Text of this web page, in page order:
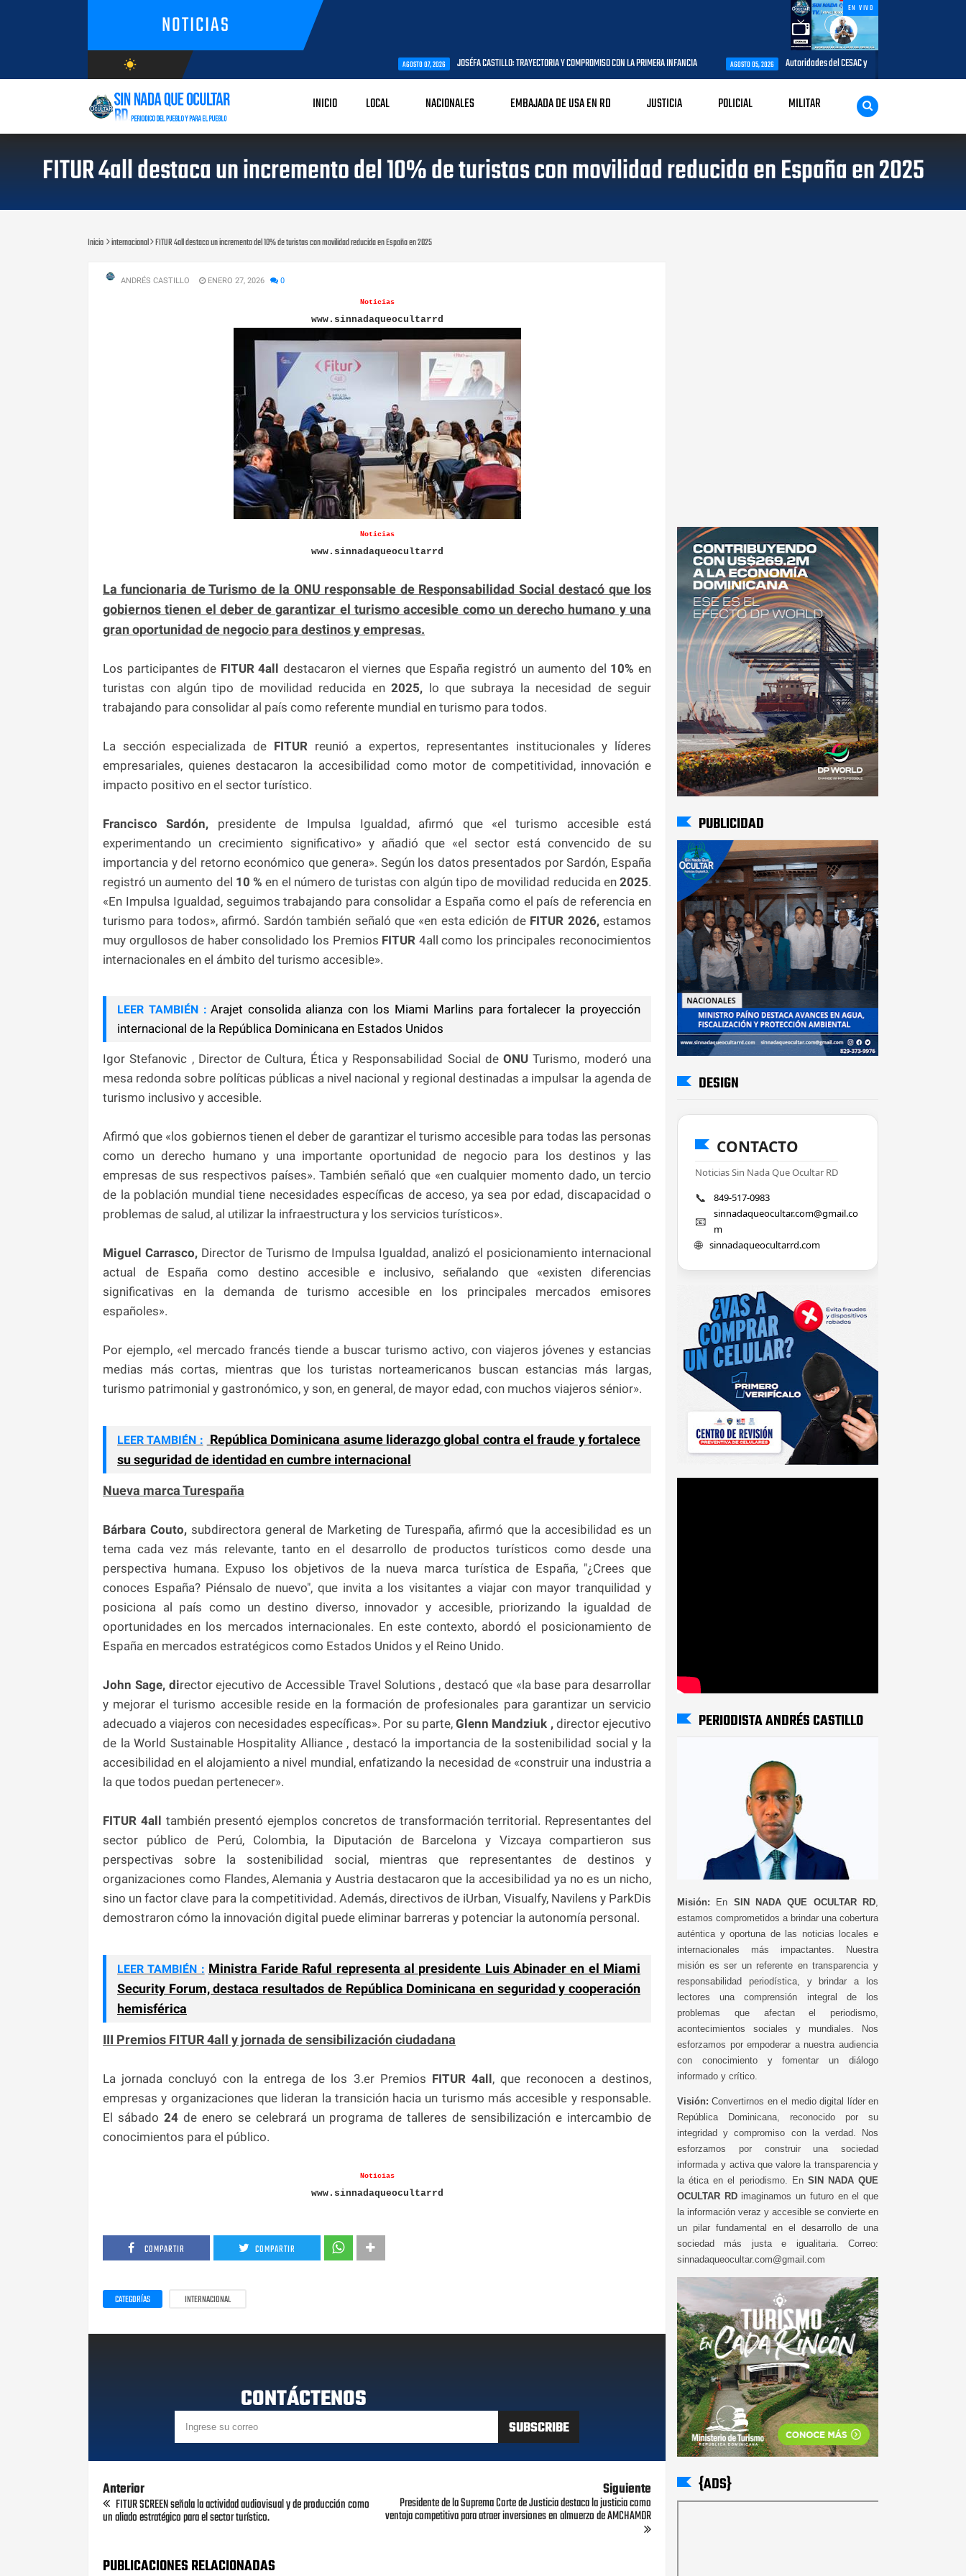
NOTICIAS
EN VIVO
wb_sunny
AGOSTO/9/2026
JOSÉFA CASTILLO: TRAYECTORIA Y COMPROMISO CON LA PRIMERA INFANCIA AGOSTO 05, 2026 Autoridades del CESAC y explotadores de aeronaves analizan
INICIO LOCAL NACIONALES EMBAJADA DE USA EN RD JUSTICIA POLICIAL MILITAR
FITUR 4all destaca un incremento del 10% de turistas con movilidad reducida en España en 2025
Inicio internacional FITUR 4all destaca un incremento del 10% de turistas con movilidad reducida en España en 2025
ANDRÉS CASTILLO ENERO 27, 2026 0
Noticias
www.sinnadaqueocultarrd
Noticias
www.sinnadaqueocultarrd
La funcionaria de Turismo de la ONU responsable de Responsabilidad Social destacó que los
gobiernos tienen el deber de garantizar el turismo accesible como un derecho humano y una
gran oportunidad de negocio para destinos y empresas.
Los participantes de FITUR 4all destacaron el viernes que España registró un aumento del 10% en
turistas con algún tipo de movilidad reducida en2025, lo que subraya la necesidad de seguir
trabajando para consolidar al país como referente mundial en turismo para todos.
La sección especializada de FITUR reunió a expertos, representantes institucionales y líderes
empresariales, quienes destacaron la accesibilidad como motor de competitividad, innovación e
impacto positivo en el sector turístico.
Francisco Sardón, presidente de Impulsa Igualdad, afirmó que «el turismo accesible está
experimentando un crecimiento significativo» y añadió que «el sector está convencido de su
importancia y del retorno económico que genera». Según los datos presentados por Sardón, España
registró un aumento del 10 %en el número de turistas con algún tipo de movilidad reducida en2025.
«En Impulsa Igualdad, seguimos trabajando para consolidar a España como el país de referencia en
turismo para todos», afirmó. Sardón también señaló que «en esta edición de FITUR 2026,estamos
muy orgullosos de haber consolidado los Premios FITUR 4all como los principales reconocimientos
internacionales en el ámbito del turismo accesible».
LEER TAMBIÉN : Arajet consolida alianza con los Miami Marlins para fortalecer la proyección
internacional de la República Dominicana en Estados Unidos
Igor Stefanovic , Director de Cultura, Ética y Responsabilidad Social deONU Turismo, moderó una
mesa redonda sobre políticas públicas a nivel nacional y regional destinadas a impulsar la agenda de
turismo inclusivo y accesible.
Afirmó que «los gobiernos tienen el deber de garantizar el turismo accesible para todas las personas
como un derecho humano y una importante oportunidad de negocio para los destinos y las
empresas de sus respectivos países». También señaló que «en cualquier momento dado, un tercio
de la población mundial tiene necesidades específicas de acceso, ya sea por edad, discapacidad o
problemas de salud, al utilizar la infraestructura y los servicios turísticos».
Miguel Carrasco, Director de Turismo de Impulsa Igualdad, analizó el posicionamiento internacional
actual de España como destino accesible e inclusivo, señalando que «existen diferencias
significativas en la demanda de turismo accesible en los principales mercados emisores
españoles».
Por ejemplo, «el mercado francés tiende a buscar turismo activo, con viajeros jóvenes y estancias
medias más cortas, mientras que los turistas norteamericanos buscan estancias más largas,
turismo patrimonial y gastronómico, y son, en general, de mayor edad, con muchos viajeros sénior».
LEER TAMBIÉN : República Dominicana asume liderazgo global contra el fraude y fortalece
su seguridad de identidad en cumbre internacional
Nueva marca Turespaña
Bárbara Couto,subdirectora general de Marketing de Turespaña, afirmó que la accesibilidad es un
tema cada vez más relevante, tanto en el desarrollo de productos turísticos como desde una
perspectiva humana. Expuso los objetivos de la nueva marca turística de España, "¿Crees que
conoces España? Piénsalo de nuevo", que invita a los visitantes a viajar con mayor tranquilidad y
posiciona al país como un destino diverso, innovador y accesible, priorizando la igualdad de
oportunidades en los mercados internacionales. En este contexto, abordó el posicionamiento de
España en mercados estratégicos como Estados Unidos y el Reino Unido.
John Sage, director ejecutivo de Accessible Travel Solutions , destacó que «la base para desarrollar
y mejorar el turismo accesible reside en la formación de profesionales para garantizar un servicio
adecuado a viajeros con necesidades específicas». Por su parte,Glenn Mandziuk , director ejecutivo
de la World Sustainable Hospitality Alliance , destacó la importancia de la sostenibilidad social y la
accesibilidad en el alojamiento a nivel mundial, enfatizando la necesidad de «construir una industria a
la que todos puedan pertenecer».
FITUR 4all también presentó ejemplos concretos de transformación territorial. Representantes del
sector público de Perú, Colombia, la Diputación de Barcelona y Vizcaya compartieron sus
perspectivas sobre la sostenibilidad social, mientras que representantes de destinos y
organizaciones como Flandes, Alemania y Austria destacaron que la accesibilidad ya no es un nicho,
sino un factor clave para la competitividad. Además, directivos de iUrban, Visualfy, Navilens y ParkDis
demostraron cómo la innovación digital puede eliminar barreras y potenciar la autonomía personal.
LEER TAMBIÉN : Ministra Faride Raful representa al presidente Luis Abinader en el Miami
Security Forum, destaca resultados de República Dominicana en seguridad y cooperación
hemisférica
III Premios FITUR 4all y jornada de sensibilización ciudadana
La jornada concluyó con la entrega de los 3.er Premios FITUR 4all, que reconocen a destinos,
empresas y organizaciones que lideran la transición hacia un turismo más accesible y responsable.
El sábado 24de enero se celebrará un programa de talleres de sensibilización e intercambio de
conocimientos para el público.
Noticias
www.sinnadaqueocultarrd
COMPARTIR COMPARTIR
CATEGORÍAS INTERNACIONAL
CONTÁCTENOS
Anterior
FITUR SCREEN señala la actividad audiovisual y de producción como
un aliado estratégico para el sector turístico.
Siguiente
Presidente de la Suprema Corte de Justicia destaca la justicia como
ventaja competitiva para atraer inversiones en almuerzo de AMCHAMDR
PUBLICACIONES RELACIONADAS
PUBLICIDAD
DESIGN
CONTACTO
Noticias Sin Nada Que Ocultar RD
📞 849-517-0983
📧
sinnadaqueocultar.com@gmail.co
m
🌐 sinnadaqueocultarrd.com
PERIODISTA ANDRÉS CASTILLO
Misión: En SIN NADA QUE OCULTAR RD
estamos comprometidos a brindar una cobertura
auténtica y oportuna de las noticias locales e
internacionales más impactantes. Nuestra
misión es ser un referente en transparencia y
responsabilidad periodística, y brindar a los
lectores una comprensión integral de los
problemas que afectan el periodismo,
acontecimientos sociales y mundiales. Nos
esforzamos por empoderar a nuestra audiencia
con conocimiento y fomentar un diálogo
informado y crítico.
Visión: Convertirnos en el medio digital líder en
República Dominicana, reconocido por su
integridad y compromiso con la verdad. Nos
esforzamos por construir una sociedad
informada y activa que valore la transparencia y
la ética en el periodismo. En SIN NADA QUE
OCULTAR RDimaginamos un futuro en el que
la información veraz y accesible se convierte en
un pilar fundamental en el desarrollo de una
sociedad más justa e igualitaria. Correo:
sinnadaqueocultar.com@gmail.com
{ADS}